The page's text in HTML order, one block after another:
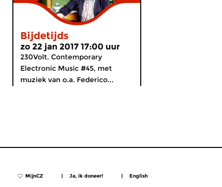
Bijdetijds
zo 22 jan 2017 17:00 uur
230Volt. Contemporary
Electronic Music #45, met
muziek van o.a. Federico...
MijnCZ | Ja, ik doneer! | English